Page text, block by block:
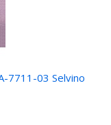
7711-03 Selvino